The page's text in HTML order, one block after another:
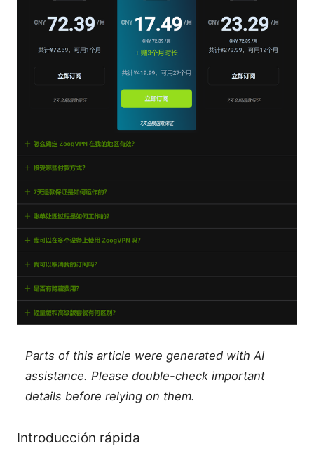
Parts of this article were generated with AI
assistance. Please double-check important
details before relying on them.
Introducción rápida